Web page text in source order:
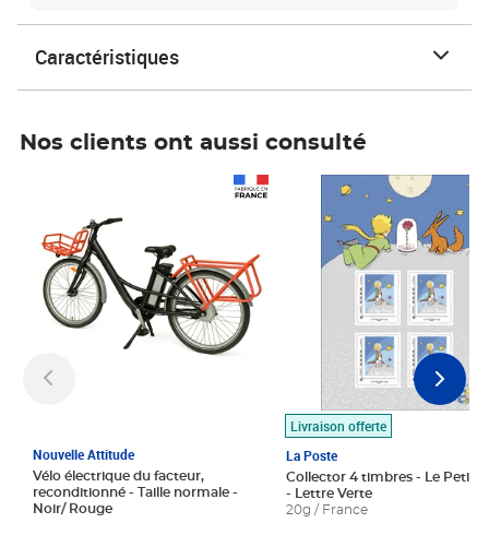
Caractéristiques
Nos clients ont aussi consulté
Nouvelle Attitude
Vélo électrique du facteur,
reconditionné - Taille normale -
Noir/ Rouge
Livraison offerte
La Poste
Collector 4 timbres - Le Petit
- Lettre Verte
20g / France
Prix 7,50€